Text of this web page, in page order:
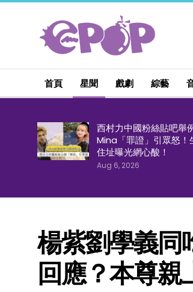
首頁 星聞 戲劇 綜藝
西村力中國粉絲貼吧舉
Mina「罪證」引眾怒！
住址曝光網心酸！
Aug 6, 2026
楊紫劉學義
回應？本尊親